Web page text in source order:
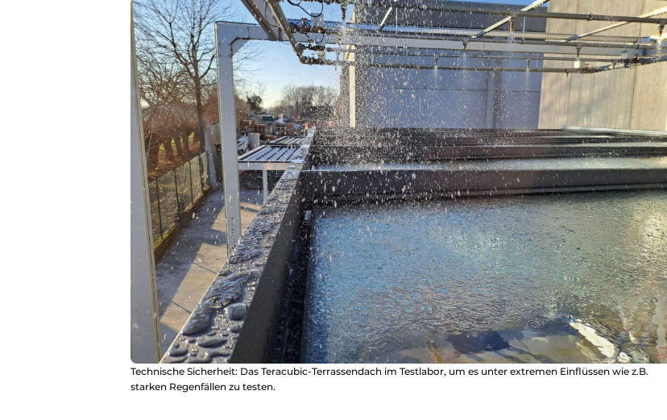
Technische Sicherheit: Das Teracubic-Terrassendach im Testlabor, um es unter extremen Einflüssen wie z.B.
starken Regenfällen zu testen.